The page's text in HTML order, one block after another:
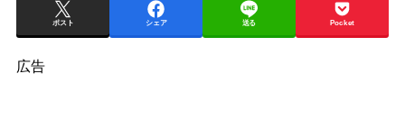
ポスト シェア 送る Pocket
広告